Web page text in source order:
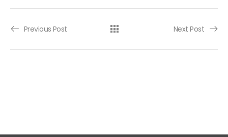
Previous Post Next Post